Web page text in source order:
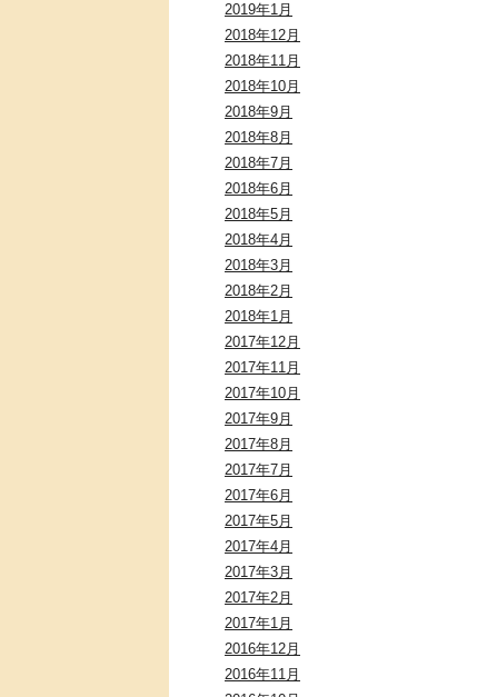
2019年1月
2018年12月
2018年11月
2018年10月
2018年9月
2018年8月
2018年7月
2018年6月
2018年5月
2018年4月
2018年3月
2018年2月
2018年1月
2017年12月
2017年11月
2017年10月
2017年9月
2017年8月
2017年7月
2017年6月
2017年5月
2017年4月
2017年3月
2017年2月
2017年1月
2016年12月
2016年11月